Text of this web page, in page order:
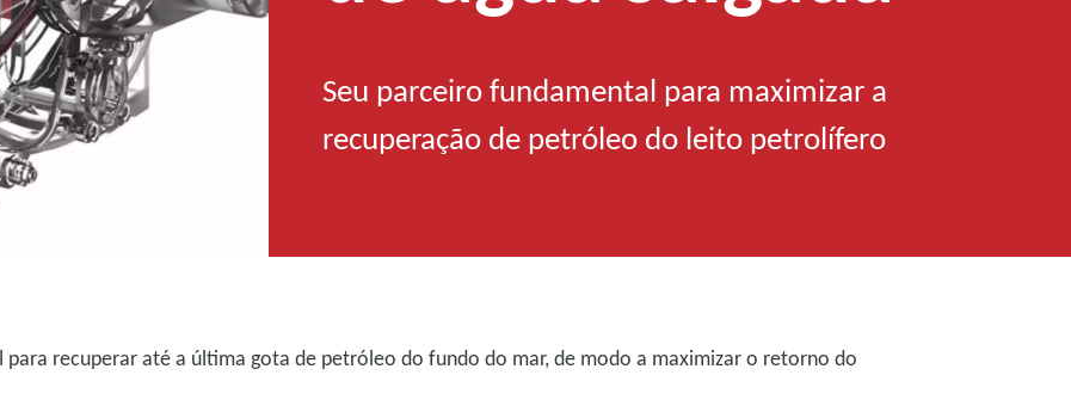
Seu parceiro fundamental para maximizar a
recuperação de petróleo do leito petrolífero
para recuperar até a última gota de petróleo do fundo do mar, de modo a maximizar o retorno do